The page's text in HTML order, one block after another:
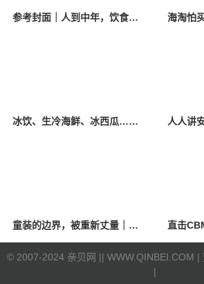
参考封面｜人到中年，饮食该如何调整？
冰饮、生冷海鲜、冰西瓜……泉州人夏季“标配”饮食极易引发胃肠炎
童装的边界，被重新丈量｜2026中国国际时装周·童话小镇圆满收官
© 2007-2024 亲贝网 || WWW.QINBEI.COM |
|